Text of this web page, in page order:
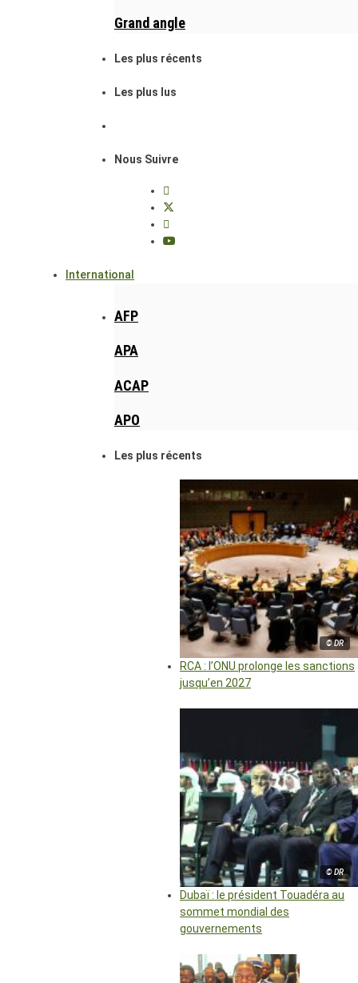
Grand angle
Les plus récents
Les plus lus
Nous Suivre
International
AFP
APA
ACAP
APO
Les plus récents
© DR
RCA : l’ONU prolonge les sanctions
jusqu’en 2027
© DR
Dubaï : le président Touadéra au
sommet mondial des
gouvernements